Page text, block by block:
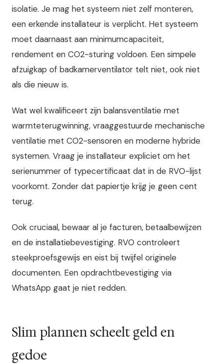
isolatie. Je mag het systeem niet zelf monteren,
een erkende installateur is verplicht. Het systeem
moet daarnaast aan minimumcapaciteit,
rendement en CO2-sturing voldoen. Een simpele
afzuigkap of badkamerventilator telt niet, ook niet
als die nieuw is.
Wat wel kwalificeert zijn balansventilatie met
warmteterugwinning, vraaggestuurde mechanische
ventilatie met CO2-sensoren en moderne hybride
systemen. Vraag je installateur expliciet om het
serienummer of typecertificaat dat in de RVO-lijst
voorkomt. Zonder dat papiertje krijg je geen cent
terug.
Ook cruciaal, bewaar al je facturen, betaalbewijzen
en de installatiebevestiging. RVO controleert
steekproefsgewijs en eist bij twijfel originele
documenten. Een opdrachtbevestiging via
WhatsApp gaat je niet redden.
Slim plannen scheelt geld en
gedoe